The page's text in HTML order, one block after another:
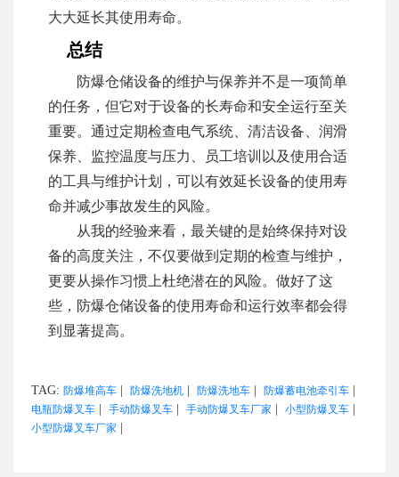
大大延长其使用寿命。
总结
防爆仓储设备的维护与保养并不是一项简单
的任务，但它对于设备的长寿命和安全运行至关
重要。通过定期检查电气系统、清洁设备、润滑
保养、监控温度与压力、员工培训以及使用合适
的工具与维护计划，可以有效延长设备的使用寿
命并减少事故发生的风险。
从我的经验来看，最关键的是始终保持对设
备的高度关注，不仅要做到定期的检查与维护，
更要从操作习惯上杜绝潜在的风险。做好了这
些，防爆仓储设备的使用寿命和运行效率都会得
到显著提高。
TAG: 防爆堆高车 防爆洗地机 防爆洗地车 防爆蓄电池牵引车
电瓶防爆叉车 手动防爆叉车 手动防爆叉车厂家 小型防爆叉车
小型防爆叉车厂家